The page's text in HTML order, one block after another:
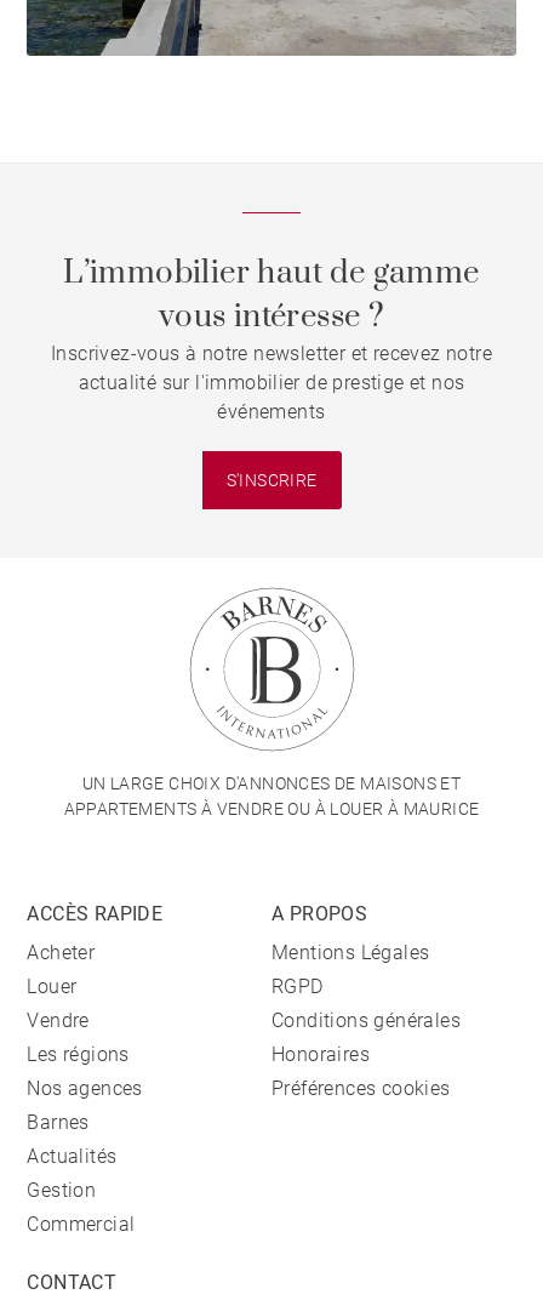
L’immobilier haut de gamme
vous intéresse ?
Inscrivez-vous à notre newsletter et recevez notre
actualité sur l'immobilier de prestige et nos
événements
S'INSCRIRE
UN LARGE CHOIX D'ANNONCES DE MAISONS ET
APPARTEMENTS À VENDRE OU À LOUER À MAURICE
ACCÈS RAPIDE
Acheter
Louer
Vendre
Les régions
Nos agences
Barnes
Actualités
Gestion
Commercial
A PROPOS
Mentions Légales
RGPD
Conditions générales
Honoraires
Préférences cookies
CONTACT